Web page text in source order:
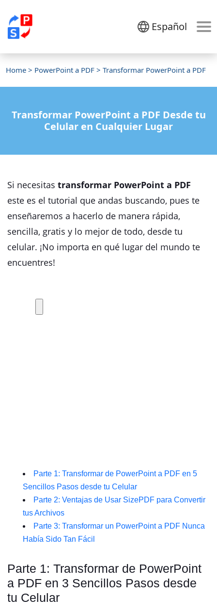
Español
Home > PowerPoint a PDF > Transformar PowerPoint a PDF
Transformar PowerPoint a PDF Desde tu
Celular en Cualquier Lugar
Si necesitas transformar PowerPoint a PDF
este es el tutorial que andas buscando, pues te
enseñaremos a hacerlo de manera rápida,
sencilla, gratis y lo mejor de todo, desde tu
celular. ¡No importa en qué lugar del mundo te
encuentres!
Parte 1: Transformar de PowerPoint a PDF en 5
Sencillos Pasos desde tu Celular
Parte 2: Ventajas de Usar SizePDF para Convertir
tus Archivos
Parte 3: Transformar un PowerPoint a PDF Nunca
Había Sido Tan Fácil
Parte 1: Transformar de PowerPoint
a PDF en 3 Sencillos Pasos desde
tu Celular